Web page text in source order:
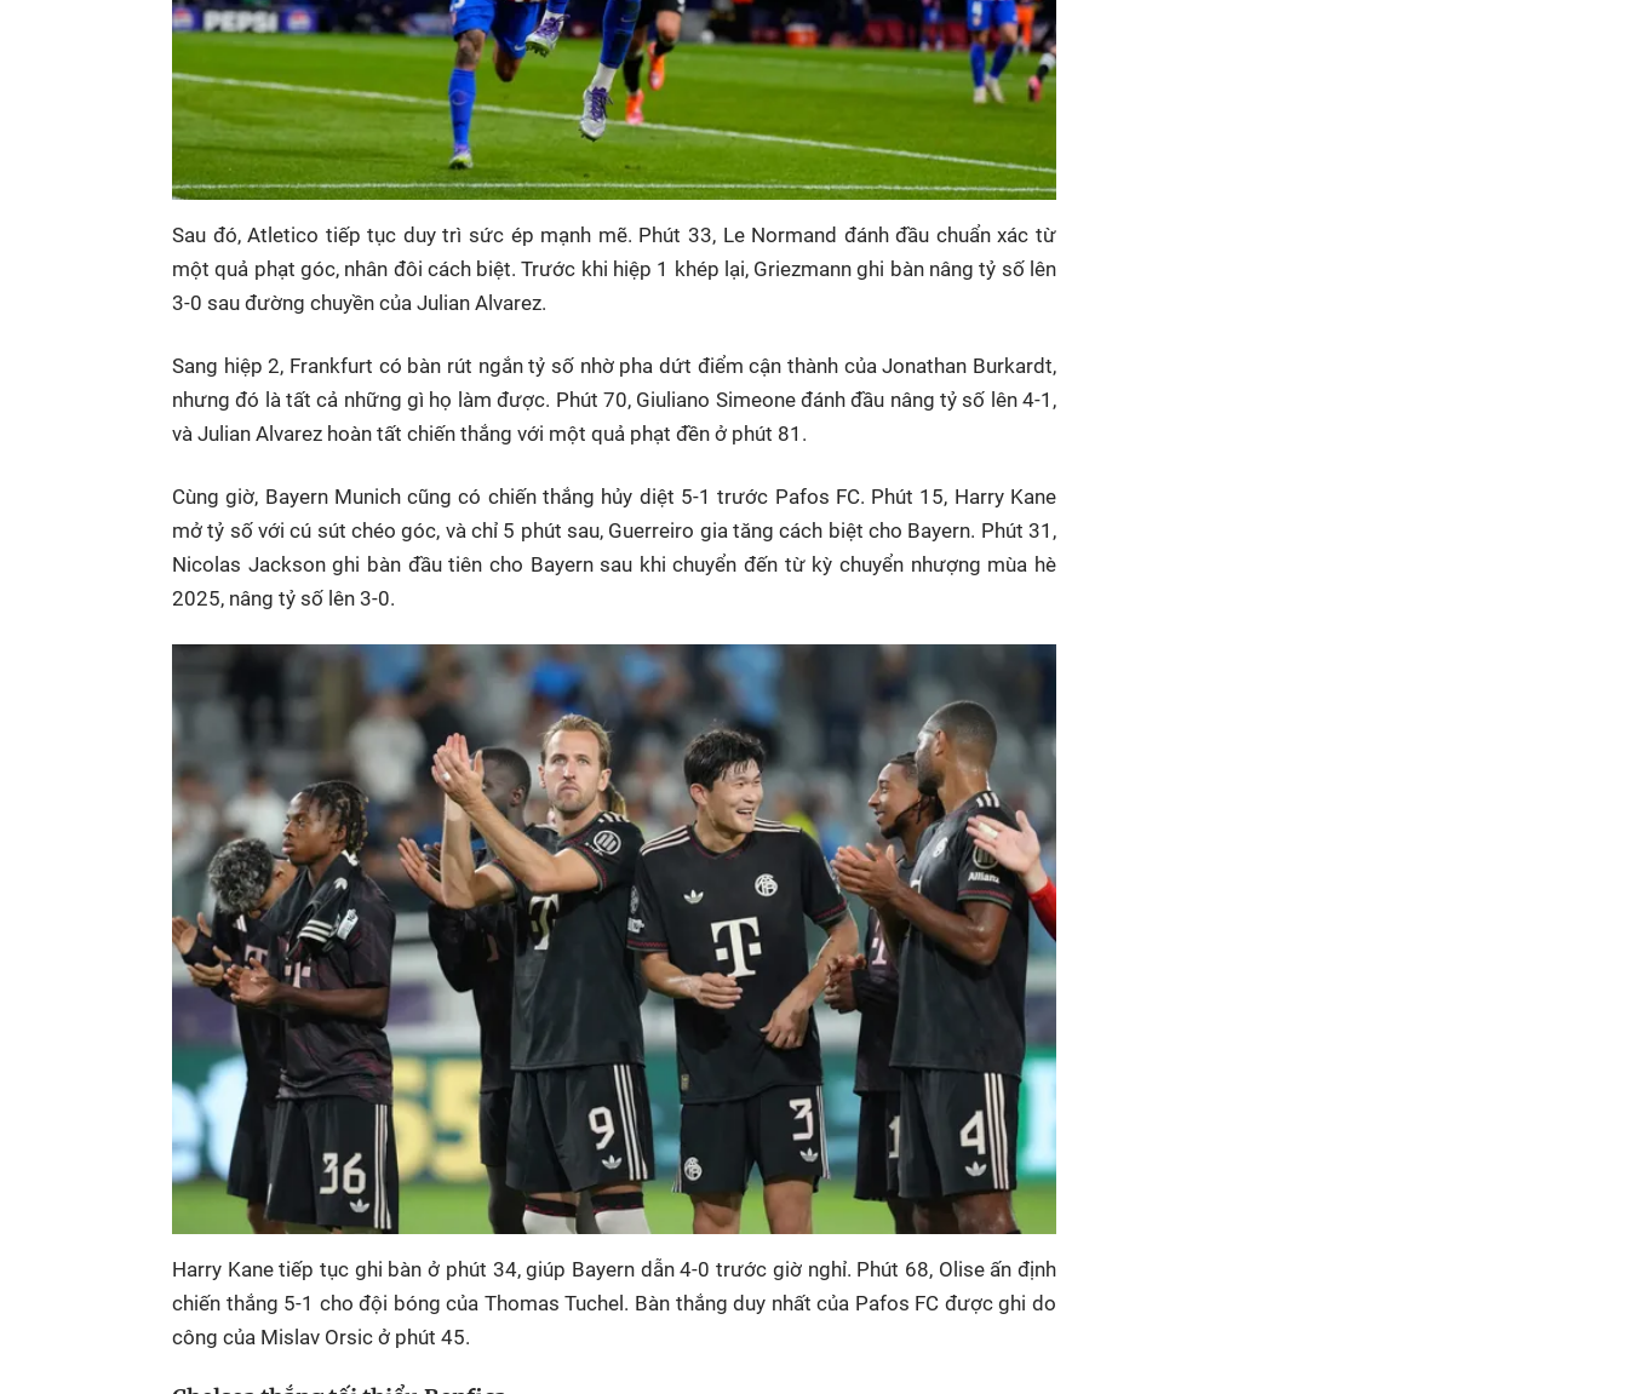
Sau đó, Atletico tiếp tục duy trì sức ép mạnh mẽ. Phút 33, Le Normand đánh đầu chuẩn xác từ
một quả phạt góc, nhân đôi cách biệt. Trước khi hiệp 1 khép lại, Griezmann ghi bàn nâng tỷ số lên
3-0 sau đường chuyền của Julian Alvarez.
Sang hiệp 2, Frankfurt có bàn rút ngắn tỷ số nhờ pha dứt điểm cận thành của Jonathan Burkardt,
nhưng đó là tất cả những gì họ làm được. Phút 70, Giuliano Simeone đánh đầu nâng tỷ số lên 4-1,
và Julian Alvarez hoàn tất chiến thắng với một quả phạt đền ở phút 81.
Cùng giờ, Bayern Munich cũng có chiến thắng hủy diệt 5-1 trước Pafos FC. Phút 15, Harry Kane
mở tỷ số với cú sút chéo góc, và chỉ 5 phút sau, Guerreiro gia tăng cách biệt cho Bayern. Phút 31,
Nicolas Jackson ghi bàn đầu tiên cho Bayern sau khi chuyển đến từ kỳ chuyển nhượng mùa hè
2025, nâng tỷ số lên 3-0.
Harry Kane tiếp tục ghi bàn ở phút 34, giúp Bayern dẫn 4-0 trước giờ nghỉ. Phút 68, Olise ấn định
chiến thắng 5-1 cho đội bóng của Thomas Tuchel. Bàn thắng duy nhất của Pafos FC được ghi do
công của Mislav Orsic ở phút 45.